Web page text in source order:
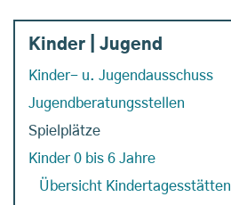
Kinder | Jugend
Kinder- u. Jugendausschuss
Jugendberatungsstellen
Spielplätze
Kinder 0 bis 6 Jahre
Übersicht Kindertagesstätten